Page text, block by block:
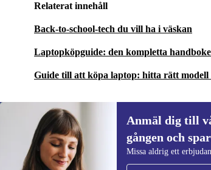
Relaterat innehåll
Back-to-school-tech du vill ha i väskan
Laptopköpguide: den kompletta
Guide till att köpa laptop: hitta rätt
Anmäl dig till
gången och
Missa aldrig ett
Anmäl dig till vårt
gången och spara 200 kr!